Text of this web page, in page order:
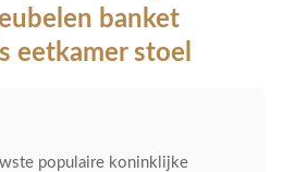
banket
eetkamer stoel
populaire koninklijke